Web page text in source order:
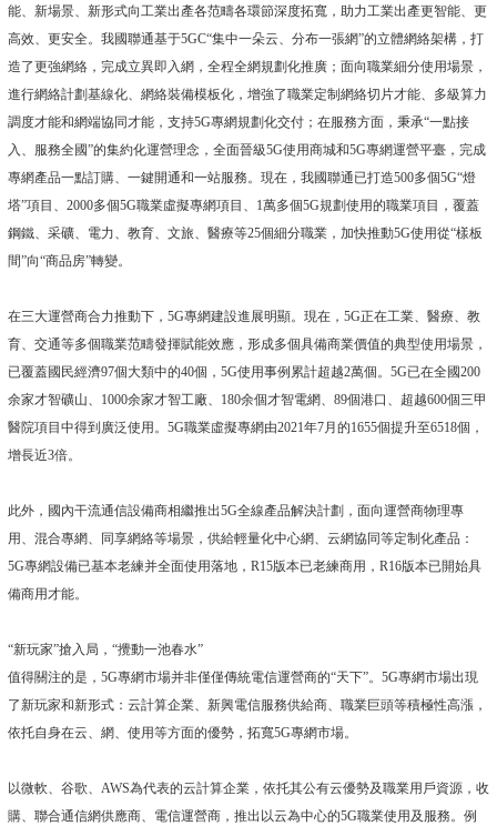
能、新場景、新形式向工業出產各范疇各環節深度拓寬，助力工業出產更智能、更
高效、更安全。我國聯通基于5GC“集中一朵云、分布一張網”的立體網絡架構，打
造了更強網絡，完成立異即入網，全程全網規劃化推廣；面向職業細分使用場景，
進行網絡計劃基線化、網絡裝備模板化，增強了職業定制網絡切片才能、多級算力
調度才能和網端協同才能，支持5G專網規劃化交付；在服務方面，秉承“一點接
入、服務全國”的集約化運營理念，全面晉級5G使用商城和5G專網運營平臺，完成
專網產品一點訂購、一鍵開通和一站服務。現在，我國聯通已打造500多個5G“燈
塔”項目、2000多個5G職業虛擬專網項目、1萬多個5G規劃使用的職業項目，覆蓋
鋼鐵、采礦、電力、教育、文旅、醫療等25個細分職業，加快推動5G使用從“樣板
間”向“商品房”轉變。
在三大運營商合力推動下，5G專網建設進展明顯。現在，5G正在工業、醫療、教
育、交通等多個職業范疇發揮賦能效應，形成多個具備商業價值的典型使用場景，
已覆蓋國民經濟97個大類中的40個，5G使用事例累計超越2萬個。5G已在全國200
余家才智礦山、1000余家才智工廠、180余個才智電網、89個港口、超越600個三甲
醫院項目中得到廣泛使用。5G職業虛擬專網由2021年7月的1655個提升至6518個，
增長近3倍。
此外，國內干流通信設備商相繼推出5G全線產品解決計劃，面向運營商物理專
用、混合專網、同享網絡等場景，供給輕量化中心網、云網協同等定制化產品：
5G專網設備已基本老練并全面使用落地，R15版本已老練商用，R16版本已開始具
備商用才能。
“新玩家”搶入局，“攪動一池春水”
值得關注的是，5G專網市場并非僅僅傳統電信運營商的“天下”。5G專網市場出現
了新玩家和新形式：云計算企業、新興電信服務供給商、職業巨頭等積極性高漲，
依托自身在云、網、使用等方面的優勢，拓寬5G專網市場。
以微軟、谷歌、AWS為代表的云計算企業，依托其公有云優勢及職業用戶資源，收
購、聯合通信網供應商、電信運營商，推出以云為中心的5G職業使用及服務。例